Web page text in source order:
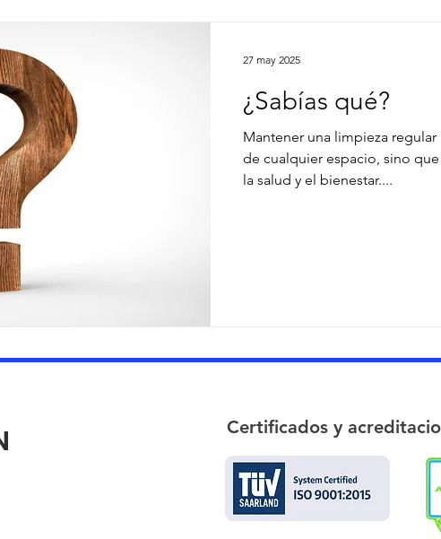
¿Sabías qué?
Mantener una limpieza
de cualquier espacio, sino
la salud y el bienestar....
27 may 2025
Certificados y